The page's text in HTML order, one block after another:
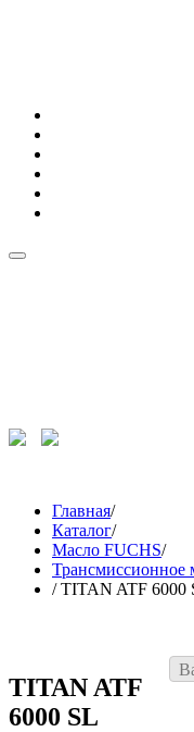
Главная/
Каталог/
Масло FUCHS/
Трансмиссионное
/TITAN ATF 6000
TITAN ATF
6000 SL